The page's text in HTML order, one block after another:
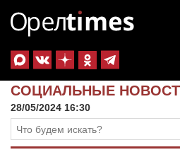
СОЦИАЛЬНЫЕ
28/05/2024 16:30